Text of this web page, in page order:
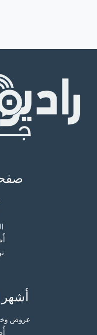
أشهر
عروض